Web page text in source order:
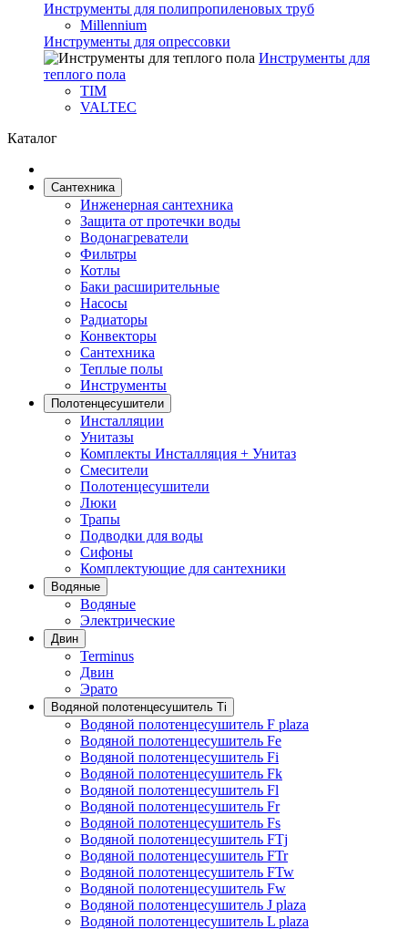
Инструменты для полипропиленовых труб
Millennium
Инструменты для опрессовки
Инструменты для
теплого пола
TIM
VALTEC
Каталог
Сантехника
Инженерная сантехника
Защита от протечки воды
Водонагреватели
Фильтры
Котлы
Баки расширительные
Насосы
Радиаторы
Конвекторы
Сантехника
Теплые полы
Инструменты
Полотенцесушители
Инсталляции
Унитазы
Комплекты Инсталляция + Унитаз
Смесители
Полотенцесушители
Люки
Трапы
Подводки для воды
Сифоны
Комплектующие для сантехники
Водяные
Водяные
Электрические
Двин
Terminus
Двин
Эрато
Водяной полотенцесушитель Ti
Водяной полотенцесушитель F plaza
Водяной полотенцесушитель Fe
Водяной полотенцесушитель Fi
Водяной полотенцесушитель Fk
Водяной полотенцесушитель Fl
Водяной полотенцесушитель Fr
Водяной полотенцесушитель Fs
Водяной полотенцесушитель FTj
Водяной полотенцесушитель FTr
Водяной полотенцесушитель FTw
Водяной полотенцесушитель Fw
Водяной полотенцесушитель J plaza
Водяной полотенцесушитель L plaza